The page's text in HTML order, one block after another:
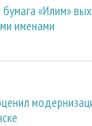
«Илим»
именами